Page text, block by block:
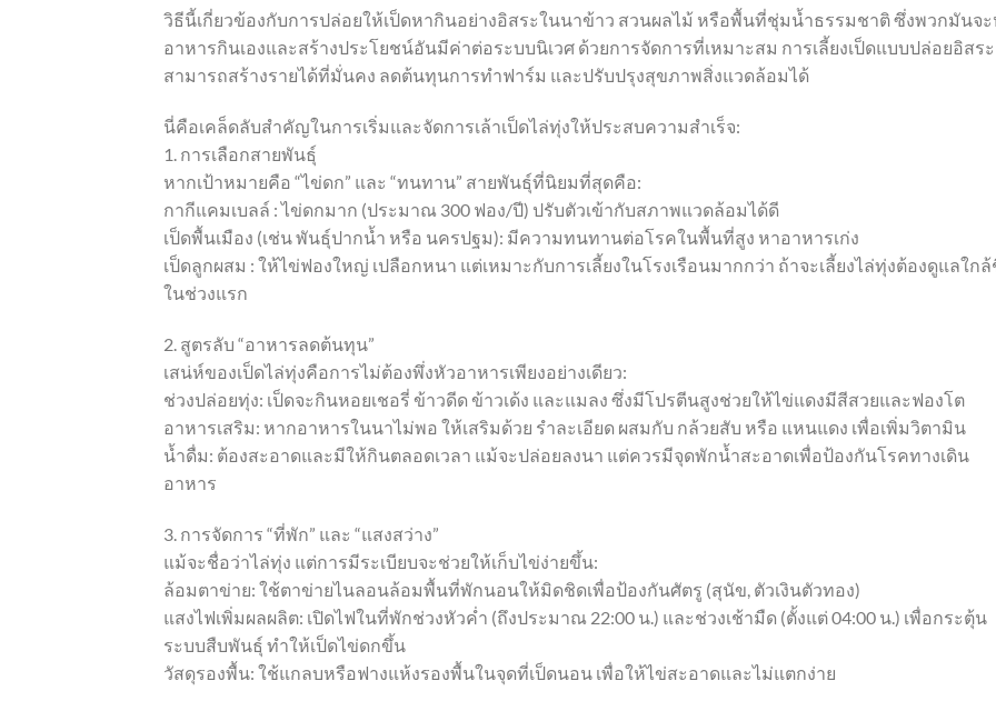
วิธีนี้เกี่ยวข้องกับการปล่อยให้เป็ดหากินอย่างอิสระในนาข้าว สวนผลไม้ หรือพื้นที่ชุ่มน้ำธรรมชาติ ซึ่งพวกมันจ
อาหารกินเองและสร้างประโยชน์อันมีค่าต่อระบบนิเวศ ด้วยการจัดการที่เหมาะสม การเลี้ยงเป็ดแบบปล่อยอิสระ
สามารถสร้างรายได้ที่มั่นคง ลดต้นทุนการทำฟาร์ม และปรับปรุงสุขภาพสิ่งแวดล้อมได้
นี่คือเคล็ดลับสำคัญในการเริ่มและจัดการเล้าเป็ดไล่ทุ่งให้ประสบความสำเร็จ:
1. การเลือกสายพันธุ์
หากเป้าหมายคือ “ไข่ดก” และ “ทนทาน” สายพันธุ์ที่นิยมที่สุดคือ:
กากีแคมเบลล์ : ไข่ดกมาก (ประมาณ 300 ฟอง/ปี) ปรับตัวเข้ากับสภาพแวดล้อมได้ดี
เป็ดพื้นเมือง (เช่น พันธุ์ปากน้ำ หรือ นครปฐม): มีความทนทานต่อโรคในพื้นที่สูง หาอาหารเก่ง
เป็ดลูกผสม : ให้ไข่ฟองใหญ่ เปลือกหนา แต่เหมาะกับการเลี้ยงในโรงเรือนมากกว่า ถ้าจะเลี้ยงไล่ทุ่งต้องดูแลใก
ในช่วงแรก
2. สูตรลับ “อาหารลดต้นทุน”
เสน่ห์ของเป็ดไล่ทุ่งคือการไม่ต้องพึ่งหัวอาหารเพียงอย่างเดียว:
ช่วงปล่อยทุ่ง: เป็ดจะกินหอยเชอรี่ ข้าวดีด ข้าวเด้ง และแมลง ซึ่งมีโปรตีนสูงช่วยให้ไข่แดงมีสีสวยและฟองโต
อาหารเสริม: หากอาหารในนาไม่พอ ให้เสริมด้วย รำละเอียด ผสมกับ กล้วยสับ หรือ แหนแดง เพื่อเพิ่มวิตามิน
น้ำดื่ม: ต้องสะอาดและมีให้กินตลอดเวลา แม้จะปล่อยลงนา แต่ควรมีจุดพักน้ำสะอาดเพื่อป้องกันโรคทางเดิน
อาหาร
3. การจัดการ “ที่พัก” และ “แสงสว่าง”
แม้จะชื่อว่าไล่ทุ่ง แต่การมีระเบียบจะช่วยให้เก็บไข่ง่ายขึ้น:
ล้อมตาข่าย: ใช้ตาข่ายไนลอนล้อมพื้นที่พักนอนให้มิดชิดเพื่อป้องกันศัตรู (สุนัข, ตัวเงินตัวทอง)
แสงไฟเพิ่มผลผลิต: เปิดไฟในที่พักช่วงหัวค่ำ (ถึงประมาณ 22:00 น.) และช่วงเช้ามืด (ตั้งแต่ 04:00 น.) เพื่อกระตุ้น
ระบบสืบพันธุ์ ทำให้เป็ดไข่ดกขึ้น
วัสดุรองพื้น: ใช้แกลบหรือฟางแห้งรองพื้นในจุดที่เป็ดนอน เพื่อให้ไข่สะอาดและไม่แตกง่าย